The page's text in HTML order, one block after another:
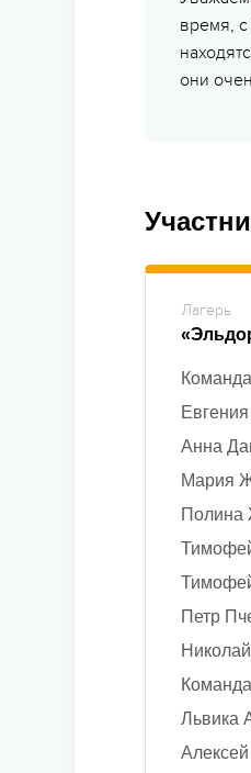
время,
они
Лагерь
Анна
Мария
Полина
Петр
Львика